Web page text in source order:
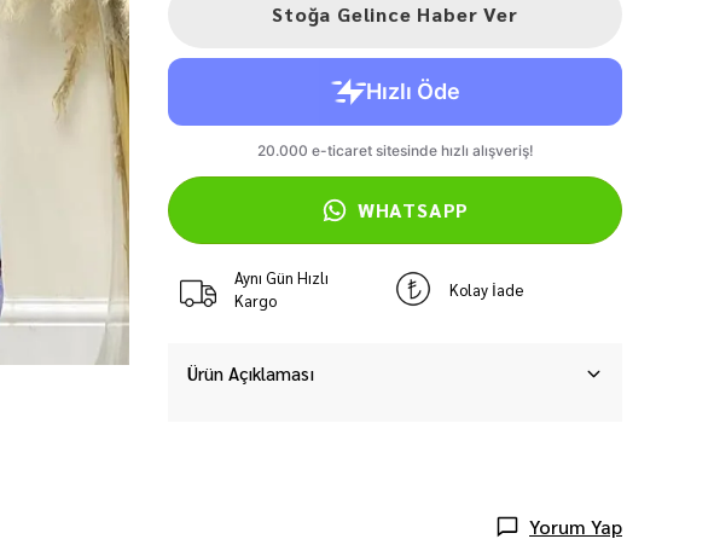
Stoğa Gelince Haber Ver
WHATSAPP
Aynı Gün Hızlı
Kargo
Kolay İade
Ürün Açıklaması
Yorum Yap